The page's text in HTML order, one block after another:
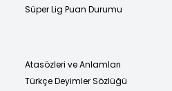
Süper Lig Puan Durumu
Atasözleri ve Anlamları
Türkçe Deyimler Sözlüğü